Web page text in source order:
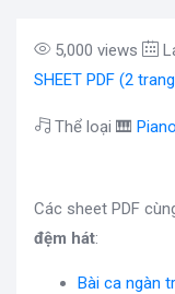
5,000 views
SHEET PDF (2
Thể loại 🎹 Piano
Các sheet PDF
đệm hát:
Bài ca ngàn